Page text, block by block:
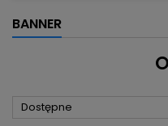
BANNER
Dostępne